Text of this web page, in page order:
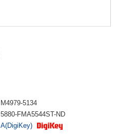
M4979-5134
5880-FMA5544ST-ND
A(DigiKey)